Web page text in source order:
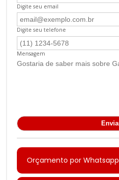
Digite seu email
Digite seu telefone
Mensagem
Orçamento por Whatsapp